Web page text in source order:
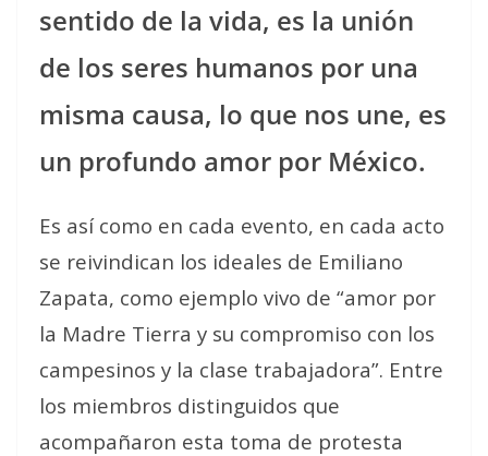
sentido de la vida, es la unión
de los seres humanos por una
misma causa, lo que nos une, es
un profundo amor por México.
Es así como en cada evento, en cada acto
se reivindican los ideales de Emiliano
Zapata, como ejemplo vivo de “amor por
la Madre Tierra y su compromiso con los
campesinos y la clase trabajadora”. Entre
los miembros distinguidos que
acompañaron esta toma de protesta